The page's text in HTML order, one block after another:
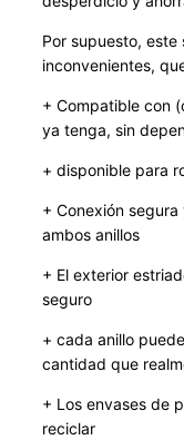
Por supuesto, este
inconvenientes,
+ Compatible con
ya tenga, sin
+ disponible para
+ Conexión
ambos anillos
+ El exterior
seguro
+ cada anillo
cantidad que
+ Los envases de
reciclar